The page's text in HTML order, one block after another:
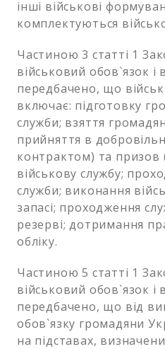
інші військові
комплектуються
Частиною 3 статті 1
військовий обов`язок і
передбачено, що
включає: підготовку
служби; взяття
прийняття в
контрактом) та призов
військову службу;
служби; виконання
запасі; проходження
резерві; дотримання
обліку.
Частиною 5 статті 1
військовий обов`язок і
передбачено, що від
обов`язку громадяни
на підставах,